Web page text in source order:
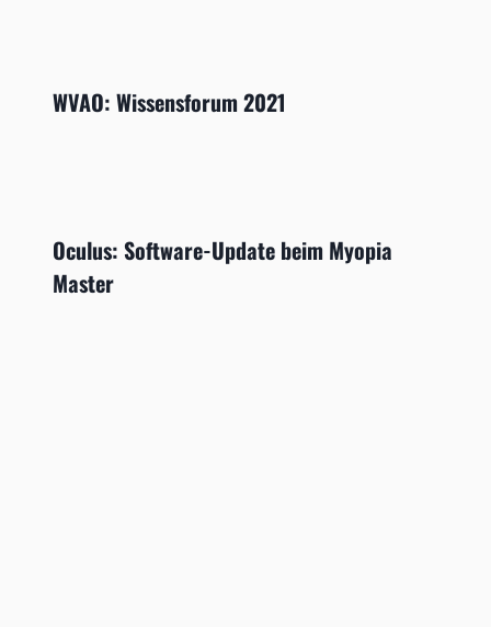
WVAO: Wissensforum 2021
Oculus: Software-Update beim Myopia
Master